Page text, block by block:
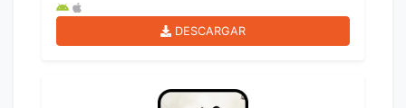
DESCARGAR